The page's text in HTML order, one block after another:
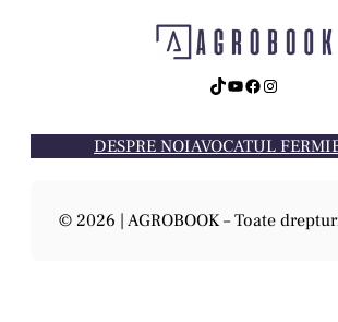
TikTok YouTube Facebook Instagram
DESPRE NOIAVOCATUL
© 2026 | AGROBOOK – Toate